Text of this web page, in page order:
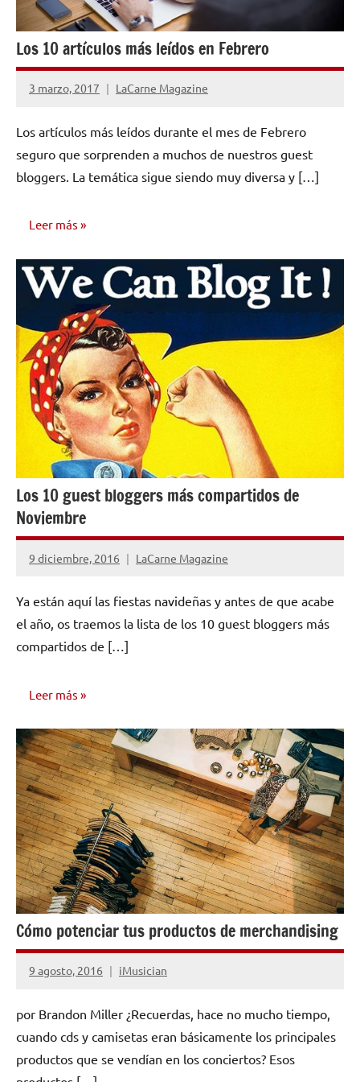
Los 10 artículos más leídos en Febrero
3 marzo, 2017 LaCarne Magazine
No
comentarios
Los artículos más leídos durante el mes de Febrero
seguro que sorprenden a muchos de nuestros guest
bloggers. La temática sigue siendo muy diversa y […]
Leer más
NOTICIAS
Los 10 guest bloggers más compartidos de
Noviembre
9 diciembre, 2016 LaCarne Magazine
No
comentarios
Ya están aquí las fiestas navideñas y antes de que acabe
el año, os traemos la lista de los 10 guest bloggers más
compartidos de […]
Leer más
NOTICIAS
Cómo potenciar tus productos de merchandising
9 agosto, 2016 iMusician
No
comentarios
por Brandon Miller ¿Recuerdas, hace no mucho tiempo,
cuando cds y camisetas eran básicamente los principales
productos que se vendían en los conciertos? Esos